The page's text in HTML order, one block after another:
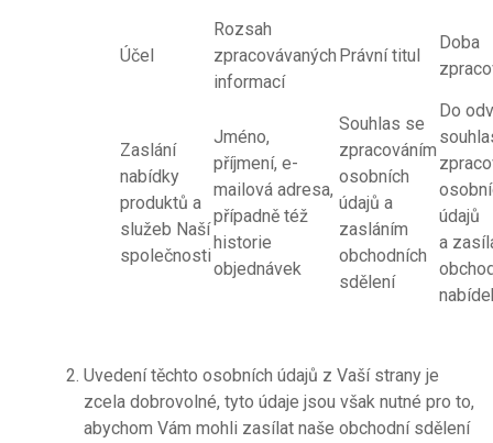
Účel
Rozsah
zpracovávaných
informací
Právní titul
Doba
Zaslání
nabídky
produktů a
služeb Naší
společnosti
Jméno,
příjmení, e-
mailová adresa,
případně též
historie
objednávek
Souhlas se
zpracováním
osobních
údajů a
zasláním
obchodních
sdělení
Do
údajů
a
Uvedení těchto osobních údajů z Vaší strany je
zcela dobrovolné, tyto údaje jsou však nutné pro to,
abychom Vám mohli zasílat naše obchodní sdělení